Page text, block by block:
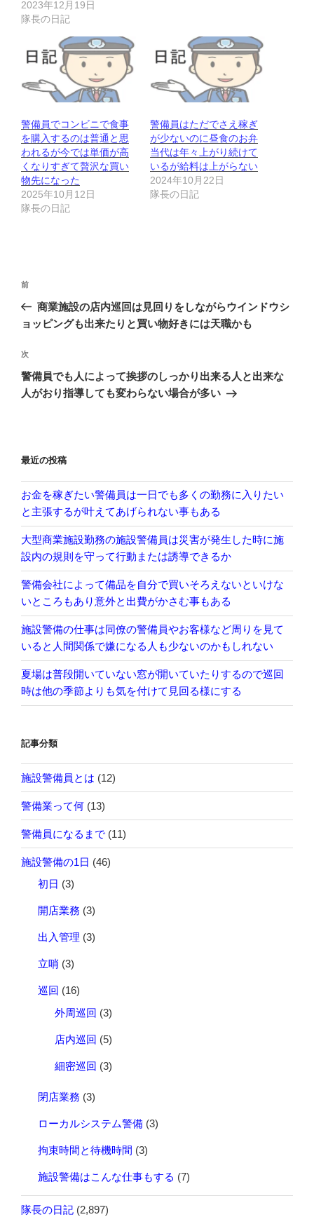
2023年12月19日
隊長の日記
警備員でコンビニで食事
を購入するのは普通と思
われるが今では単価が高
くなりすぎて贅沢な買い
物先になった
2025年10月12日
隊長の日記
警備員はただでさえ稼ぎ
が少ないのに昼食のお弁
当代は年々上がり続けて
いるが給料は上がらない
2024年10月22日
隊長の日記
投
ナ
ゲ
ー
シ
前
の
投
前
商業施設の店内巡回は見回りをしながらウインドウシ
ョッピングも出来たりと買い物好きには天職かも
次
の
投
次
警備員でも人によって挨拶のしっかり出来る人と出来な
人がおり指導しても変わらない場合が多い
最近の投稿
お金を稼ぎたい警備員は一日でも多くの勤務に入りたい
と主張するが叶えてあげられない事もある
大型商業施設勤務の施設警備員は災害が発生した時に施
設内の規則を守って行動または誘導できるか
警備会社によって備品を自分で買いそろえないといけな
いところもあり意外と出費がかさむ事もある
施設警備の仕事は同僚の警備員やお客様など周りを見て
いると人間関係で嫌になる人も少ないのかもしれない
夏場は普段開いていない窓が開いていたりするので巡回
時は他の季節よりも気を付けて見回る様にする
記事分類
施設警備員とは (12)
警備業って何 (13)
警備員になるまで (11)
施設警備の1日 (46)
初日 (3)
開店業務 (3)
出入管理 (3)
立哨 (3)
巡回 (16)
外周巡回 (3)
店内巡回 (5)
細密巡回 (3)
閉店業務 (3)
ローカルシステム警備 (3)
拘束時間と待機時間 (3)
施設警備はこんな仕事もする (7)
隊長の日記 (2,897)